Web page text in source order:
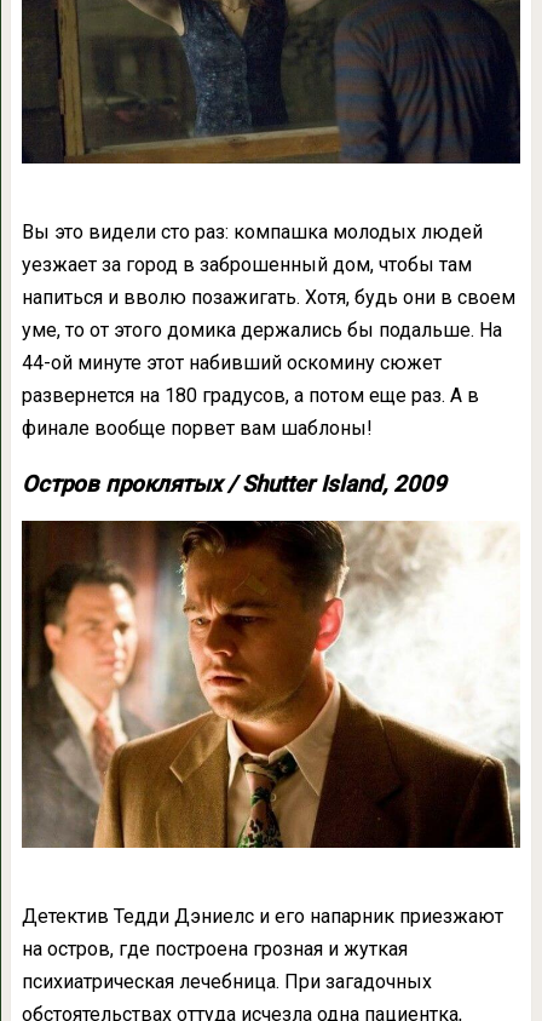
Вы это видели сто раз: компашка молодых людей
уезжает за город в заброшенный дом, чтобы там
напиться и вволю позажигать. Хотя, будь они в своем
уме, то от этого домика держались бы подальше. На
44-ой минуте этот набивший оскомину сюжет
развернется на 180 градусов, а потом еще раз. А в
финале вообще порвет вам шаблоны!
Остров проклятых / Shutter Island, 2009
Детектив Тедди Дэниелс и его напарник приезжают
на остров, где построена грозная и жуткая
психиатрическая лечебница. При загадочных
обстоятельствах оттуда исчезла одна пациентка,